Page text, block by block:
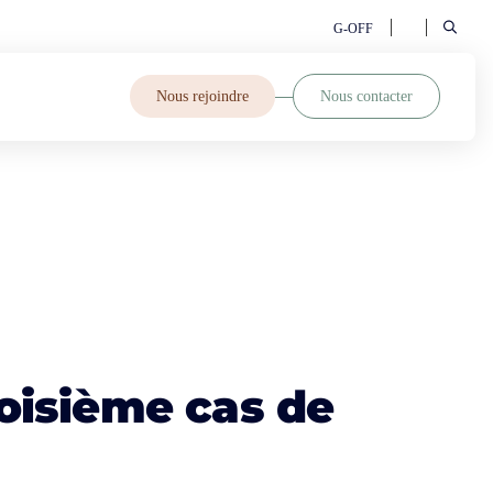
Nous rejoindre Nous contacter
G-OFF
cas de